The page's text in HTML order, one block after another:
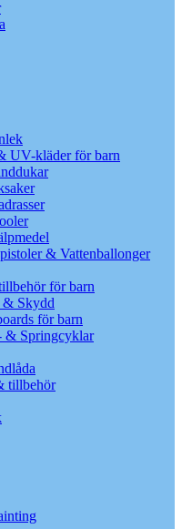
UV-kläder för barn
& Vattenballonger
för barn
Skydd
för barn
& Springcyklar
tillbehör